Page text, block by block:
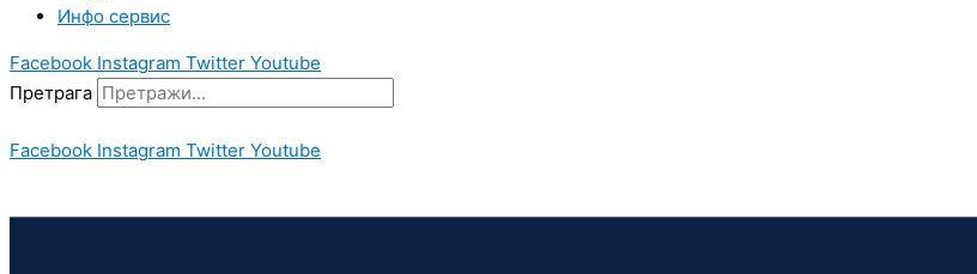
Инфо сервис
Facebook Instagram Twitter Youtube
Претрага
Facebook Instagram Twitter Youtube